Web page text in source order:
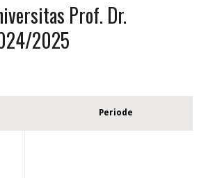
Prof. Dr.
2025
Periode